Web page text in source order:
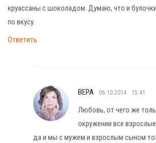
круассаны с шоколадом. Думаю, что и
по вкусу.
Ответить
ВЕРА 06.10.2014 15:41
Любовь, от чего же
окружении все
да и мы с мужем и взрослым сыном